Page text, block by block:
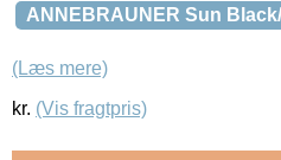
ANNEBRAUNER Sun
(Læs mere)
kr. (Vis fragtpris)